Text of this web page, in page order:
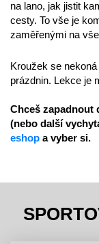
na lano, jak jistit
cesty. To vše je
zaměřenými na
Kroužek se
prázdnin. Lekce je
Chceš zapadnout
(nebo další
eshop a vyber si.